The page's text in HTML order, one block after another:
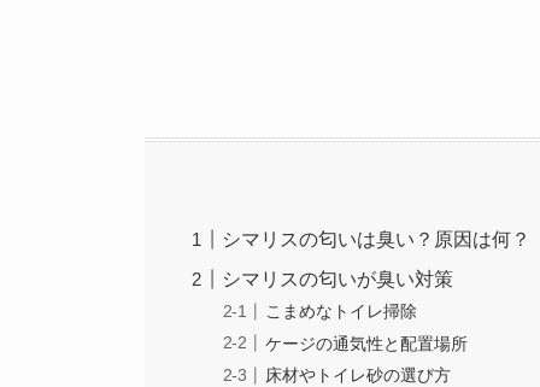
シマリスの匂いは臭い？原因は何？
シマリスの匂いが臭い対策
こまめなトイレ掃除
ケージの通気性と配置場所
床材やトイレ砂の選び方